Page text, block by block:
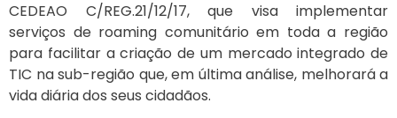
CEDEAO C/REG.21/12/17, que visa implementar
serviços de roaming comunitário em toda a região
para facilitar a criação de um mercado integrado de
TIC na sub-região que, em última análise, melhorará a
vida diária dos seus cidadãos.